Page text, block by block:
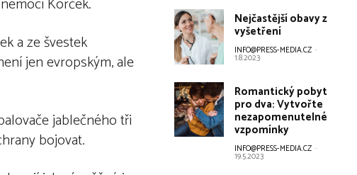
a ze švestek
jen evropským, ale
jablečného tři
bojovat.
Nejčastější obavy z
vyšetření
INFO@PRESS-MEDIA.CZ -
1.8.2023
Romantický pobyt
pro dva: Vytvořte
nezapomenutelné
vzpomínky
INFO@PRESS-MEDIA.CZ -
19.5.2023